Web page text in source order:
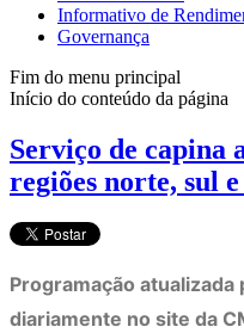
Informativo de
Governança
Fim do menu principal
Início do conteúdo da página
Serviço de capina
regiões norte, sul e
Programação
diariamente no site da